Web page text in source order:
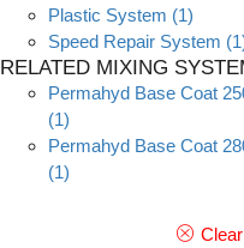
Plastic System (1)
Speed Repair System
RELATED MIXING
Permahyd Base Coat
(1)
Permahyd Base Coat
(1)